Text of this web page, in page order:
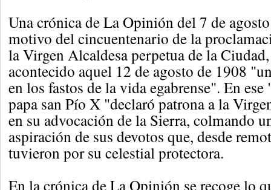
Una crónica de La Opinión del 7 de
motivo del cincuentenario de la
la Virgen Alcaldesa perpetua de la
acontecido aquel 12 de agosto de 1908
en los fastos de la vida egabrense". En
papa san Pío X "declaró patrona a la
en su advocación de la Sierra, colmando
aspiración de sus devotos que, desde
tuvieron por su celestial protectora.
En la crónica de La Opinión se recoge lo